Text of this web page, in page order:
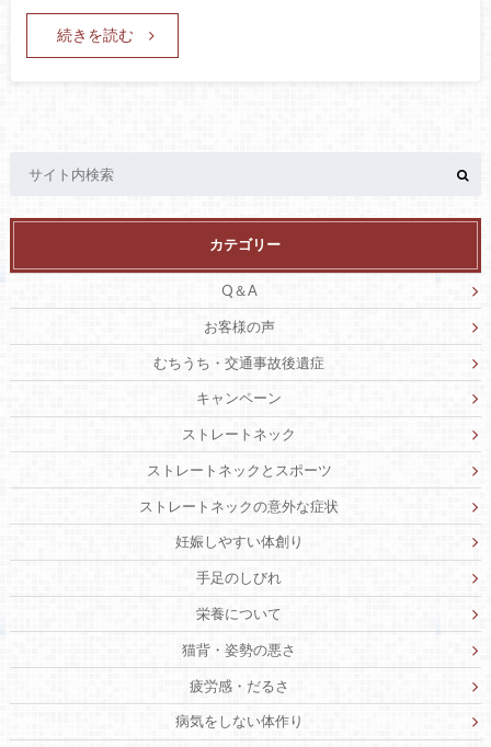
続きを読む
カテゴリー
Q＆A
お客様の声
むちうち・交通事故後遺症
キャンペーン
ストレートネック
ストレートネックとスポーツ
ストレートネックの意外な症状
妊娠しやすい体創り
手足のしびれ
栄養について
猫背・姿勢の悪さ
疲労感・だるさ
病気をしない体作り